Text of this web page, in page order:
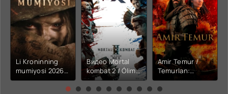
Li Kroninning
mumiyosi 2026
(uzbek tilida
kino) tarjima HD
Видео Mortal
kombat 2 / Ólim
jangi 2 (2026)
Uzbek tilida
Amir Temur /
Temurlan:
Fathchining
yuksalishi